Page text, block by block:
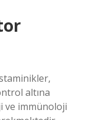
altına
ve immünoloji